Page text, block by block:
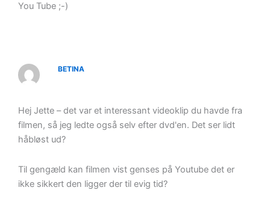
You Tube ;-)
BETINA
Hej Jette – det var et interessant videoklip du havde fra
filmen, så jeg ledte også selv efter dvd'en. Det ser lidt
håbløst ud?
Til gengæld kan filmen vist genses på Youtube det er
ikke sikkert den ligger der til evig tid?